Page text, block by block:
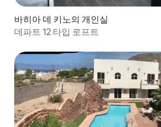
바히아 데 키노의 개인실
데파트 12 타입 로프트